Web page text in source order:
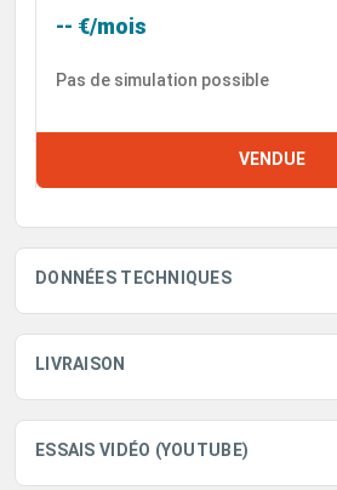
-- €/mois
Pas de simulation possible
VENDUE
DONNÉES TECHNIQUES
LIVRAISON
ESSAIS VIDÉO (YOUTUBE)